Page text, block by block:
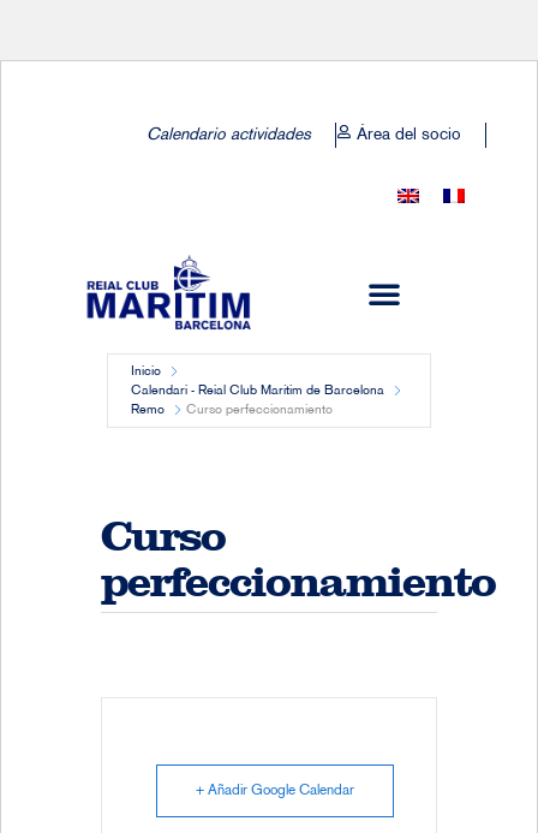
Calendario actividades Área del socio
Inicio
Calendari - Reial Club Marítim de Barcelona
Remo
Curso perfeccionamiento
Curso
perfeccionamiento
+ Añadir Google Calendar